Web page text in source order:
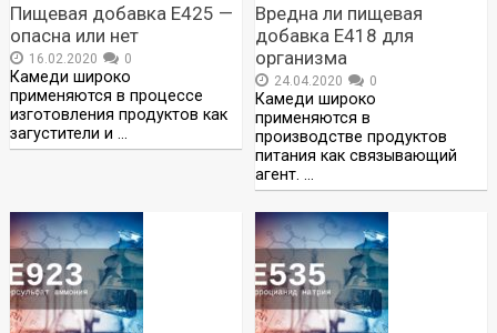
Пищевая добавка Е425 —
опасна или нет
16.02.2020 0
Камеди широко
применяются в процессе
изготовления продуктов как
загустители и …
Вредна ли пищевая
добавка Е418 для
организма
24.04.2020 0
Камеди широко
применяются в
производстве продуктов
питания как связывающий
агент. …